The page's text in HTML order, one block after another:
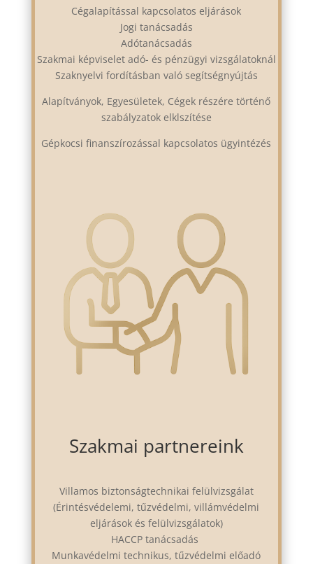
Cégalapítással kapcsolatos eljárások
Jogi tanácsadás
Adótanácsadás
Szakmai képviselet adó- és pénzügyi vizsgálatoknál
Szaknyelvi fordításban való segítségnyújtás
Alapítványok, Egyesületek, Cégek részére történő
szabályzatok elklszítése
Gépkocsi finanszírozással kapcsolatos ügyintézés
Szakmai partnereink
Villamos biztonságtechnikai felülvizsgálat
(Érintésvédelemi, tűzvédelmi, villámvédelmi
eljárások és felülvizsgálatok)
HACCP tanácsadás
Munkavédelmi technikus, tűzvédelmi előadó